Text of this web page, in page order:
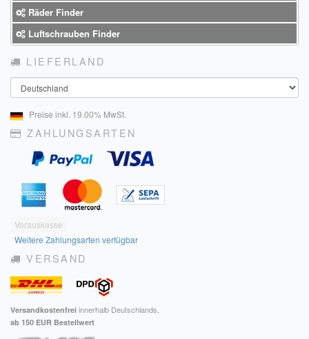
Hinweise zur Batterieentsorgung
Geschäftszeiten
Impressum
FAQ
Was wir bieten
Unsere Philosophie
KONTAKT
MEIN KONTO
Räder Finder
Luftschrauben Finder
LIEFERLAND
Land
Preise inkl. 19.00% MwSt.
ZAHLUNGSARTEN
Vorauskasse
Weitere Zahlungsarten verfügbar
VERSAND
Versandkostenfrei innerhalb Deutschlands,
ab 150 EUR Bestellwert